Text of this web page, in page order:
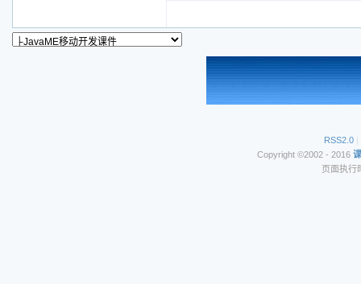
RSS2.0 |
Copyright ©2002 - 2016
页面执行